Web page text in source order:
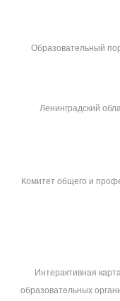
Образовательный
Ленинградский
Комитет общего и
Интерактивная
образовательных